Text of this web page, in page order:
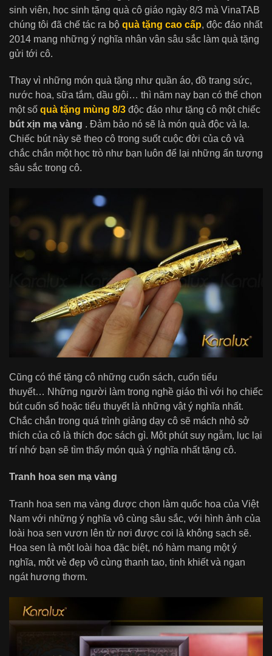
sinh viên, học sinh tặng quà cô giáo ngày 8/3 mà VinaTAB
chúng tôi đã chế tác ra bộ quà tặng cao cấp, độc đáo nhất
2014 mang những ý nghĩa nhân vân sâu sắc làm quà tặng
gửi tới cô.
Thay vì những món quà tặng như quần áo, đồ trang sức,
nước hoa, sữa tắm, dầu gội… thì năm nay bạn có thể chọn
một số quà tặng mùng 8/3 độc đáo như tặng cô một chiếc
bút xịn mạ vàng . Đảm bảo nó sẽ là món quà độc và lạ.
Chiếc bút này sẽ theo cô trong suốt cuộc đời của cô và
chắc chắn một học trò như bạn luôn để lại những ấn tượng
sâu sắc trong cô.
Cũng có thể tặng cô những cuốn sách, cuốn tiểu
thuyết… Những người làm trong nghề giáo thì với họ chiếc
bút cuốn sổ hoặc tiểu thuyết là những vật ý nghĩa nhất.
Chắc chắn trong quá trình giảng dạy cô sẽ mách nhỏ sở
thích của cô là thích đọc sách gì. Một phút suy ngẫm, lục lại
trí nhớ bạn sẽ tìm thấy món quà ý nghĩa nhất tặng cô.
Tranh hoa sen mạ vàng
Tranh hoa sen mạ vàng được chọn làm quốc hoa của Việt
Nam với những ý nghĩa vô cùng sâu sắc, với hình ảnh của
loài hoa sen vươn lên từ nơi được coi là không sạch sẽ.
Hoa sen là một loài hoa đặc biệt, nó hàm mang một ý
nghĩa, một vẻ đẹp vô cùng thanh tao, tinh khiết và ngan
ngát hương thơm.